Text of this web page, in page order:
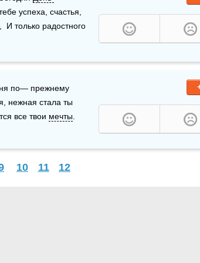
успеха, счастья,
по— прежнему
нежная стала ты
все твои мечты
10 11 12